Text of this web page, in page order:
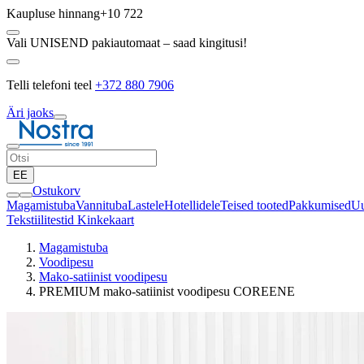
Kaupluse hinnang+10 722
Vali UNISEND pakiautomaat – saad kingitusi!
Telli telefoni teel +372 880 7906
Äri jaoks
EE
Ostukorv
MagamistubaVannitubaLasteleHotellideleTeised tootedPakkumised
Tekstiilitestid Kinkekaart
Magamistuba
Voodipesu
Mako-satiinist voodipesu
PREMIUM mako-satiinist voodipesu COREENE